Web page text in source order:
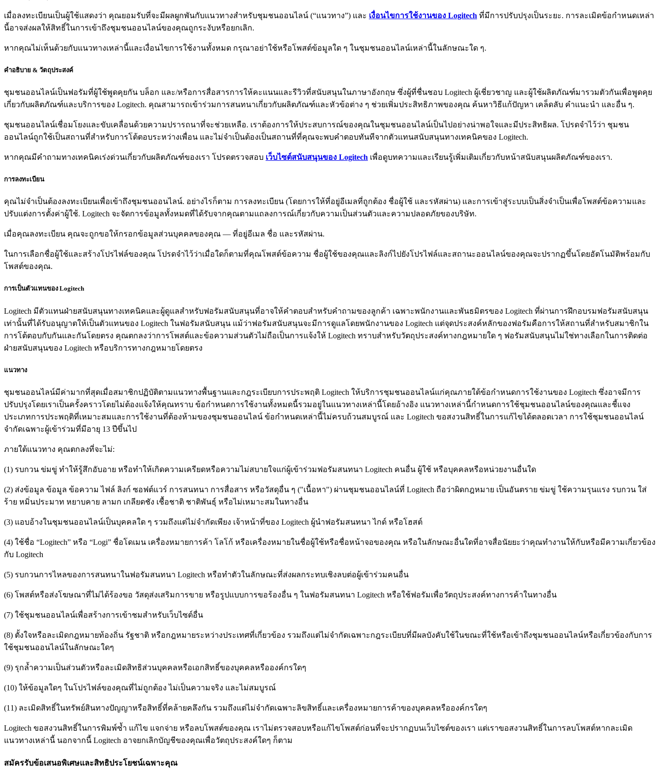
เมื่อลงทะเบียนเป็นผู้ใช้แสดงว่า คุณยอมรับที่จะมีผลผูกพันกับแนวทางสำหรับชุมชนออนไลน์ (“แนวทาง”) และ เงื่อนไขการใช้งานของ Logitech ที่มีการปรับปรุงเป็นระยะ. การละเมิดข้อกำหนดเหล่า
นี้อาจส่งผลให้สิทธิ์ในการเข้าถึงชุมชนออนไลน์ของคุณถูกระงับหรือยกเลิก.
หากคุณไม่เห็นด้วยกับแนวทางเหล่านี้และเงื่อนไขการใช้งานทั้งหมด กรุณาอย่าใช้หรือโพสต์ข้อมูลใด ๆ ในชุมชนออนไลน์เหล่านี้ในลักษณะใด ๆ.
คำอธิบาย & วัตถุประสงค์
ชุมชนออนไลน์เป็นฟอรัมที่ผู้ใช้พูดคุยกัน บล็อก และ/หรือการสื่อสารการให้คะแนนและรีวิวที่สนับสนุนในภาษาอังกฤษ ซึ่งผู้ที่ชื่นชอบ Logitech ผู้เชี่ยวชาญ และผู้ใช้ผลิตภัณฑ์มารวมตัวกันเพื่อพูดคุย
เกี่ยวกับผลิตภัณฑ์และบริการของ Logitech. คุณสามารถเข้าร่วมการสนทนาเกี่ยวกับผลิตภัณฑ์และหัวข้อต่าง ๆ ช่วยเพิ่มประสิทธิภาพของคุณ ค้นหาวิธีแก้ปัญหา เคล็ดลับ คำแนะนำ และอื่น ๆ.
ชุมชนออนไลน์เชื่อมโยงและขับเคลื่อนด้วยความปรารถนาที่จะช่วยเหลือ. เราต้องการให้ประสบการณ์ของคุณในชุมชนออนไลน์เป็นไปอย่างน่าพอใจและมีประสิทธิผล. โปรดจำไว้ว่า ชุมชน
ออนไลน์ถูกใช้เป็นสถานที่สำหรับการโต้ตอบระหว่างเพื่อน และไม่จำเป็นต้องเป็นสถานที่ที่คุณจะพบคำตอบทันทีจากตัวแทนสนับสนุนทางเทคนิคของ Logitech.
หากคุณมีคำถามทางเทคนิคเร่งด่วนเกี่ยวกับผลิตภัณฑ์ของเรา โปรดตรวจสอบ เว็บไซต์สนับสนุนของ Logitech เพื่อดูบทความและเรียนรู้เพิ่มเติมเกี่ยวกับหน้าสนับสนุนผลิตภัณฑ์ของเรา.
การลงทะเบียน
คุณไม่จำเป็นต้องลงทะเบียนเพื่อเข้าถึงชุมชนออนไลน์. อย่างไรก็ตาม การลงทะเบียน (โดยการให้ที่อยู่อีเมลที่ถูกต้อง ชื่อผู้ใช้ และรหัสผ่าน) และการเข้าสู่ระบบเป็นสิ่งจำเป็นเพื่อโพสต์ข้อความและ
ปรับแต่งการตั้งค่าผู้ใช้. Logitech จะจัดการข้อมูลทั้งหมดที่ได้รับจากคุณตามแถลงการณ์เกี่ยวกับความเป็นส่วนตัวและความปลอดภัยของบริษัท.
เมื่อคุณลงทะเบียน คุณจะถูกขอให้กรอกข้อมูลส่วนบุคคลของคุณ — ที่อยู่อีเมล ชื่อ และรหัสผ่าน.
ในการเลือกชื่อผู้ใช้และสร้างโปรไฟล์ของคุณ โปรดจำไว้ว่าเมื่อใดก็ตามที่คุณโพสต์ข้อความ ชื่อผู้ใช้ของคุณและลิงก์ไปยังโปรไฟล์และสถานะออนไลน์ของคุณจะปรากฏขึ้นโดยอัตโนมัติพร้อมกับ
โพสต์ของคุณ.
การเป็นตัวแทนของ Logitech
Logitech มีตัวแทนฝ่ายสนับสนุนทางเทคนิคและผู้ดูแลสำหรับฟอรัมสนับสนุนที่อาจให้คำตอบสำหรับคำถามของลูกค้า เฉพาะพนักงานและพันธมิตรของ Logitech ที่ผ่านการฝึกอบรมฟอรัมสนับสนุน
เท่านั้นที่ได้รับอนุญาตให้เป็นตัวแทนของ Logitech ในฟอรัมสนับสนุน แม้ว่าฟอรัมสนับสนุนจะมีการดูแลโดยพนักงานของ Logitech แต่จุดประสงค์หลักของฟอรัมคือการให้สถานที่สำหรับสมาชิกใน
การโต้ตอบกับกันและกันโดยตรง คุณตกลงว่าการโพสต์และข้อความส่วนตัวไม่ถือเป็นการแจ้งให้ Logitech ทราบสำหรับวัตถุประสงค์ทางกฎหมายใด ๆ ฟอรัมสนับสนุนไม่ใช่ทางเลือกในการติดต่อ
ฝ่ายสนับสนุนของ Logitech หรือบริการทางกฎหมายโดยตรง
แนวทาง
ชุมชนออนไลน์มีค่ามากที่สุดเมื่อสมาชิกปฏิบัติตามแนวทางพื้นฐานและกฎระเบียบการประพฤติ Logitech ให้บริการชุมชนออนไลน์แก่คุณภายใต้ข้อกำหนดการใช้งานของ Logitech ซึ่งอาจมีการ
ปรับปรุงโดยเราเป็นครั้งคราวโดยไม่ต้องแจ้งให้คุณทราบ ข้อกำหนดการใช้งานทั้งหมดนี้รวมอยู่ในแนวทางเหล่านี้โดยอ้างอิง แนวทางเหล่านี้กำหนดการใช้ชุมชนออนไลน์ของคุณและชี้แจง
ประเภทการประพฤติที่เหมาะสมและการใช้งานที่ต้องห้ามของชุมชนออนไลน์ ข้อกำหนดเหล่านี้ไม่ครบถ้วนสมบูรณ์ และ Logitech ขอสงวนสิทธิ์ในการแก้ไขได้ตลอดเวลา การใช้ชุมชนออนไลน์
จำกัดเฉพาะผู้เข้าร่วมที่มีอายุ 13 ปีขึ้นไป
ภายใต้แนวทาง คุณตกลงที่จะไม่:
(1) รบกวน ข่มขู่ ทำให้รู้สึกอับอาย หรือทำให้เกิดความเครียดหรือความไม่สบายใจแก่ผู้เข้าร่วมฟอรัมสนทนา Logitech คนอื่น ผู้ใช้ หรือบุคคลหรือหน่วยงานอื่นใด
(2) ส่งข้อมูล ข้อมูล ข้อความ ไฟล์ ลิงก์ ซอฟต์แวร์ การสนทนา การสื่อสาร หรือวัสดุอื่น ๆ ("เนื้อหา") ผ่านชุมชนออนไลน์ที่ Logitech ถือว่าผิดกฎหมาย เป็นอันตราย ข่มขู่ ใช้ความรุนแรง รบกวน ใส่
ร้าย หมิ่นประมาท หยาบคาย ลามก เกลียดชัง เชื้อชาติ ชาติพันธุ์ หรือไม่เหมาะสมในทางอื่น
(3) แอบอ้างในชุมชนออนไลน์เป็นบุคคลใด ๆ รวมถึงแต่ไม่จำกัดเพียง เจ้าหน้าที่ของ Logitech ผู้นำฟอรัมสนทนา ไกด์ หรือโฮสต์
(4) ใช้ชื่อ “Logitech” หรือ “Logi” ชื่อโดเมน เครื่องหมายการค้า โลโก้ หรือเครื่องหมายในชื่อผู้ใช้หรือชื่อหน้าจอของคุณ หรือในลักษณะอื่นใดที่อาจสื่อนัยยะว่าคุณทำงานให้กับหรือมีความเกี่ยวข้อง
กับ Logitech
(5) รบกวนการไหลของการสนทนาในฟอรัมสนทนา Logitech หรือทำตัวในลักษณะที่ส่งผลกระทบเชิงลบต่อผู้เข้าร่วมคนอื่น
(6) โพสต์หรือส่งโฆษณาที่ไม่ได้ร้องขอ วัสดุส่งเสริมการขาย หรือรูปแบบการขอร้องอื่น ๆ ในฟอรัมสนทนา Logitech หรือใช้ฟอรัมเพื่อวัตถุประสงค์ทางการค้าในทางอื่น
(7) ใช้ชุมชนออนไลน์เพื่อสร้างการเข้าชมสำหรับเว็บไซต์อื่น
(8) ตั้งใจหรือละเมิดกฎหมายท้องถิ่น รัฐชาติ หรือกฎหมายระหว่างประเทศที่เกี่ยวข้อง รวมถึงแต่ไม่จำกัดเฉพาะกฎระเบียบที่มีผลบังคับใช้ในขณะที่ใช้หรือเข้าถึงชุมชนออนไลน์หรือเกี่ยวข้องกับการ
ใช้ชุมชนออนไลน์ในลักษณะใดๆ
(9) รุกล้ำความเป็นส่วนตัวหรือละเมิดสิทธิส่วนบุคคลหรือเอกสิทธิ์ของบุคคลหรือองค์กรใดๆ
(10) ให้ข้อมูลใดๆ ในโปรไฟล์ของคุณที่ไม่ถูกต้อง ไม่เป็นความจริง และไม่สมบูรณ์
(11) ละเมิดสิทธิ์ในทรัพย์สินทางปัญญาหรือสิทธิ์ที่คล้ายคลึงกัน รวมถึงแต่ไม่จำกัดเฉพาะลิขสิทธิ์และเครื่องหมายการค้าของบุคคลหรือองค์กรใดๆ
Logitech ขอสงวนสิทธิ์ในการพิมพ์ซ้ำ แก้ไข แจกจ่าย หรือลบโพสต์ของคุณ เราไม่ตรวจสอบหรือแก้ไขโพสต์ก่อนที่จะปรากฏบนเว็บไซต์ของเรา แต่เราขอสงวนสิทธิ์ในการลบโพสต์หากละเมิด
แนวทางเหล่านี้ นอกจากนี้ Logitech อาจยกเลิกบัญชีของคุณเพื่อวัตถุประสงค์ใดๆ ก็ตาม
สมัครรับข้อเสนอพิเศษและสิทธิประโยชน์เฉพาะคุณ